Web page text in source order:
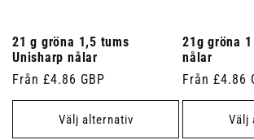
21 g gröna 1,5 tums
Unisharp nålar
Ordinarie
pris
Från £4.86 GBP
Välj alternativ
21g gröna
nålar
Ordinarie
pris
Från £4.86
Välj